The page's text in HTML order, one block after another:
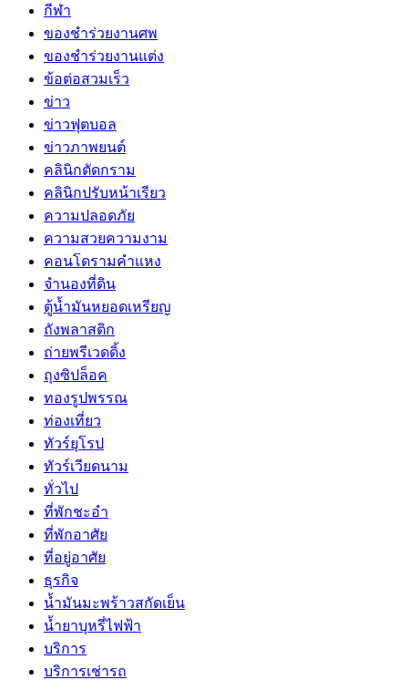
กีฬา
ของชำร่วยงานศพ
ของชำร่วยงานแต่ง
ข้อต่อสวมเร็ว
ข่าว
ข่าวฟุตบอล
ข่าวภาพยนต์
คลินิกตัดกราม
คลินิกปรับหน้าเรียว
ความปลอดภัย
ความสวยความงาม
คอนโดรามคำแหง
จำนองที่ดิน
ตู้น้ำมันหยอดเหรียญ
ถังพลาสติก
ถ่ายพรีเวดดิ้ง
ถุงซิปล็อค
ทองรูปพรรณ
ท่องเที่ยว
ทัวร์ยุโรป
ทัวร์เวียดนาม
ทั่วไป
ที่พักชะอำ
ที่พักอาศัย
ที่อยู่อาศัย
ธุรกิจ
น้ำมันมะพร้าวสกัดเย็น
น้ำยาบุหรี่ไฟฟ้า
บริการ
บริการเช่ารถ